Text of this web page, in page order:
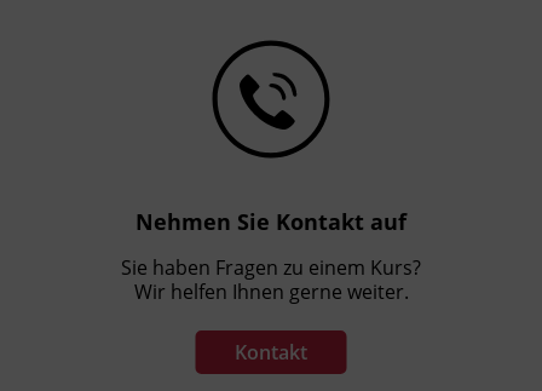
Nehmen Sie Kontakt auf
Sie haben Fragen zu einem Kurs?
Wir helfen Ihnen gerne weiter.
Kontakt